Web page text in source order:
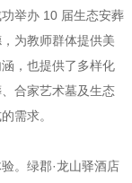
举办 10 届生态安葬
为教师群体提供美
，也提供了多样化
合家艺术墓及生态
需求。
。绿郡·龙山驿酒店